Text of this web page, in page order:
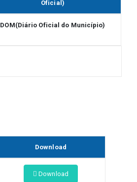
Oficial)
DOM(Diário Oficial do Município)
Download
Download